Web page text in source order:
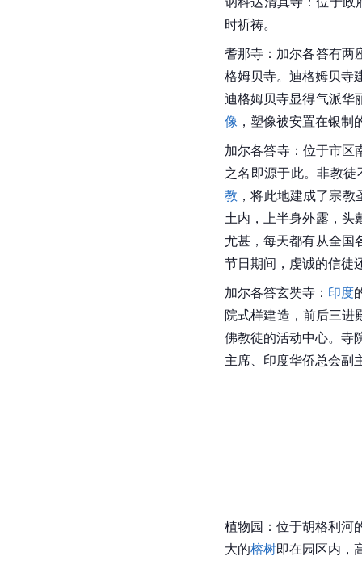
时祈祷。
耆那寺：加尔各答有两
格姆贝寺。迪格姆贝寺
迪格姆贝寺显得气派华
像 ，塑像被安置在银
加尔各答寺：位于市区
之名即源于此。非教
教 ，将此地建成了宗教
土内，上半身外露，头
尤甚，每天都有从全国
节日期间，虔诚的信徒
加尔各答玄奘寺： 印度
院式样建造，前后三进
佛教徒的活动中心。寺
主席、印度华侨总会副
植物园：位于胡格利河
大的榕树即在园区内，